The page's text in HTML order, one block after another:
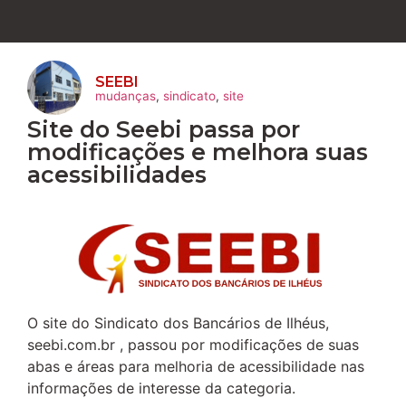
SEEBI
mudanças, sindicato, site
Site do Seebi passa por
modificações e melhora suas
acessibilidades
O site do Sindicato dos Bancários de Ilhéus,
seebi.com.br , passou por modificações de suas
abas e áreas para melhoria de acessibilidade nas
informações de interesse da categoria.